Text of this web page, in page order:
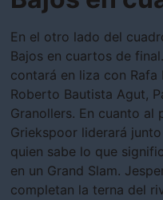
En el otro lado del
Bajos en cuartos de
contará en liza con Rafa
Roberto Bautista Agut,
Granollers. En cuanto al
Griekspoor liderará
quien sabe lo que
en un Grand Slam.
completan la terna del